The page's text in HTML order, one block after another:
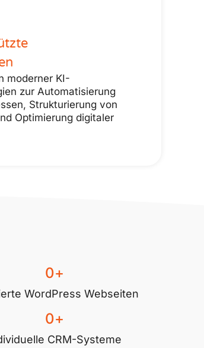
moderner KI-
zur Automatisierung
Strukturierung von
Optimierung digitaler
WordPress Webseiten
0+
CRM-Systeme
0+